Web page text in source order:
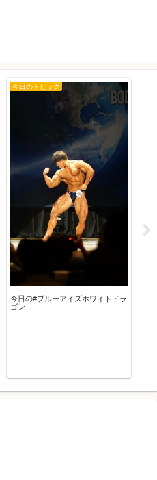
今日のトピック
今日の#ブルーアイズホワイトドラ
ゴン